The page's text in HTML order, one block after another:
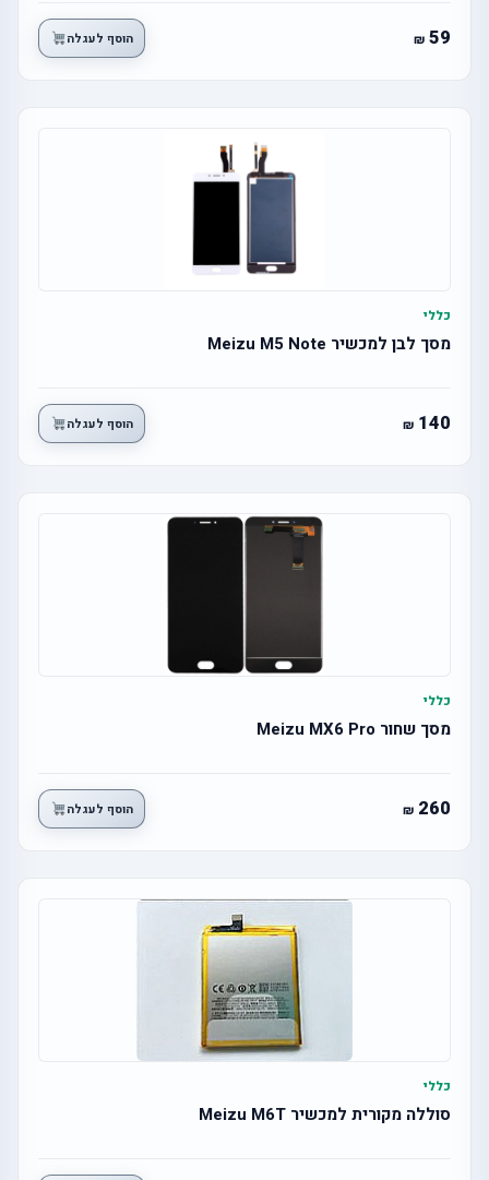
59 הוסף לעגלה
כללי
מסך לבן למכשיר Meizu M5 Note
140 הוסף לעגלה
כללי
מסך שחור Meizu MX6 Pro
260 הוסף לעגלה
כללי
סוללה מקורית למכשיר Meizu M6T